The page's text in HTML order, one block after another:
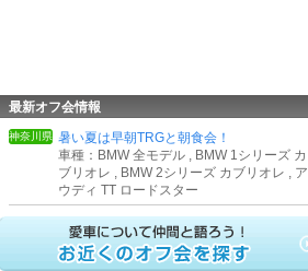
最新オフ会情報
神奈川県 暑い夏は早朝TRGと朝食会！
車種：BMW 全モデル , BMW 1シリーズ カ
ブリオレ , BMW 2シリーズ カブリオレ , ア
ウディ TT ロードスター